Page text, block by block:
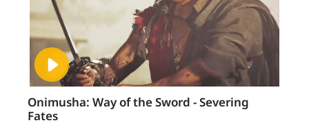
Onimusha: Way of the Sword - Severing
Fates